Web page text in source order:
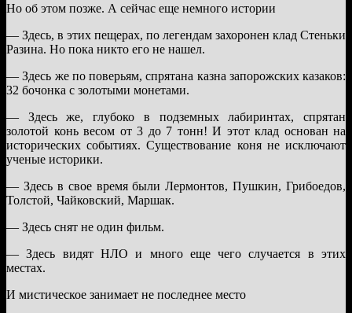
Но об этом позже. А сейчас еще немного истории
— Здесь, в этих пещерах, по легендам захоронен клад Стеньки
Разина. Но пока никто его не нашел.
— Здесь же по поверьям, спрятана казна запорожских казаков:
32 бочонка с золотыми монетами.
— Здесь же, глубоко в подземных лабиринтах, спрятан
золотой конь весом от 3 до 7 тонн! И этот клад основан на
исторических событиях. Существование коня не исключают
ученые историки.
— Здесь в свое время были Лермонтов, Пушкин, Грибоедов,
Толстой, Чайковский, Маршак.
— Здесь снят не один фильм.
— Здесь видят НЛО и много еще чего случается в этих
местах.
И мистическое занимает не последнее место